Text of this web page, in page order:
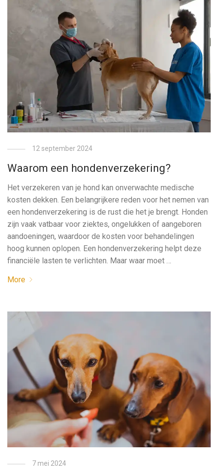
12 september 2024
Waarom een hondenverzekering?
Het verzekeren van je hond kan onverwachte medische
kosten dekken. Een belangrijkere reden voor het nemen van
een hondenverzekering is de rust die het je brengt. Honden
zijn vaak vatbaar voor ziektes, ongelukken of aangeboren
aandoeningen, waardoor de kosten voor behandelingen
hoog kunnen oplopen. Een hondenverzekering helpt deze
financiële lasten te verlichten. Maar waar moet …
More
7 mei 2024